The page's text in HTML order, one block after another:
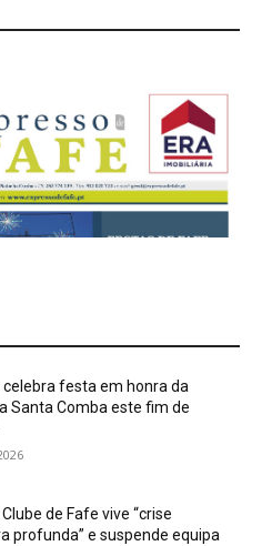
celebra festa em honra da
Santa Comba este fim de
de Fafe vive “crise
profunda” e suspende equipa